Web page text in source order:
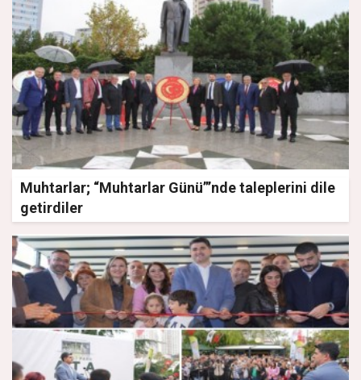
Muhtarlar; “Muhtarlar Günü”’nde taleplerini dile
getirdiler